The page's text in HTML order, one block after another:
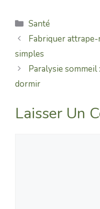
Catégories
Santé
Fabriquer
simples
Paralysie
dormir
Laisser Un